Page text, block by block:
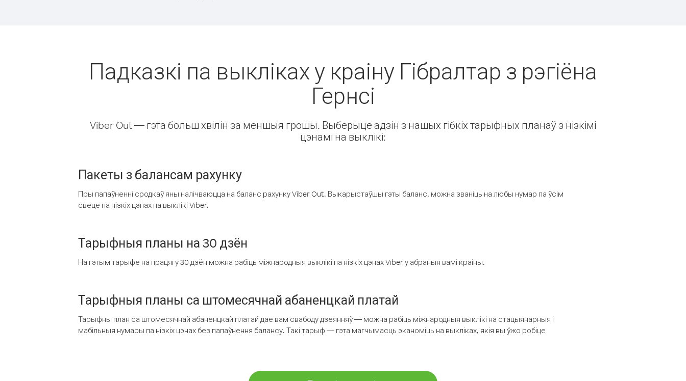
Падказкі па выкліках у краіну Гібралтар з рэгіёна
Гернсі
Viber Out — гэта больш хвілін за меншыя грошы. Выберыце адзін з нашых гібкіх тарыфных планаў з нізкімі
цэнамі на выклікі:
Пакеты з балансам рахунку
Пры папаўненні сродкаў яны налічваюцца на баланс рахунку Viber Out. Выкарыстаўшы гэты баланс, можна званіць на любы нумар па ўсім
свеце па нізкіх цэнах на выклікі Viber.
Тарыфныя планы на 30 дзён
На гэтым тарыфе на працягу 30 дзён можна рабіць міжнародныя выклікі па нізкіх цэнах Viber у абраныя вамі краіны.
Тарыфныя планы са штомесячнай абаненцкай платай
Тарыфны план са штомесячнай абаненцкай платай дае вам свабоду дзеянняў — можна рабіць міжнародныя выклікі на стацыянарныя і
мабільныя нумары па нізкіх цэнах без папаўнення балансу. Такі тарыф — гэта магчымасць эканоміць на выкліках, якія вы ўжо робіце